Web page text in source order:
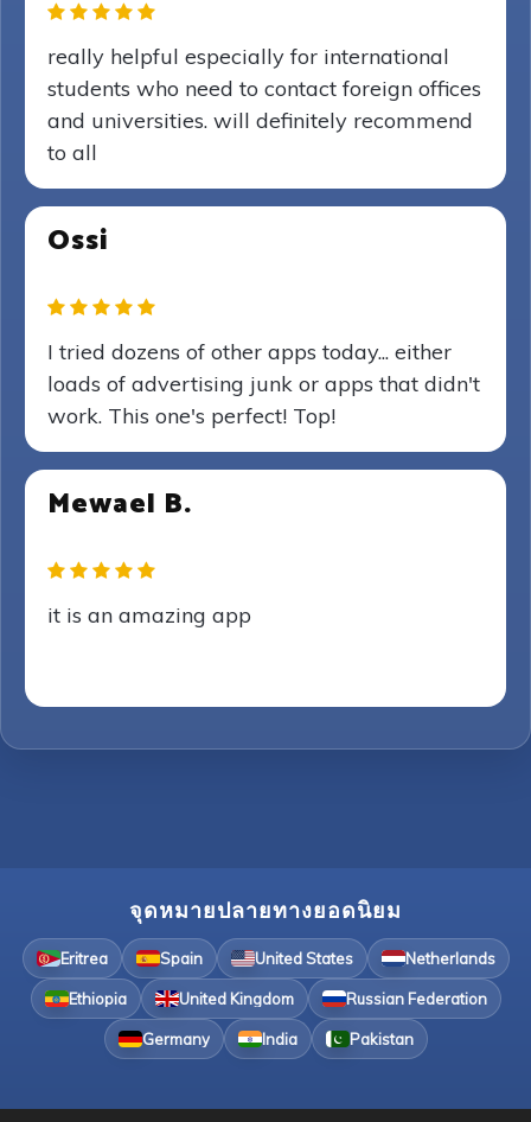
really helpful especially for international
students who need to contact foreign offices
and universities. will definitely recommend
to all
Ossi
I tried dozens of other apps today... either
loads of advertising junk or apps that didn't
work. This one's perfect! Top!
Mewael B.
it is an amazing app
จุดหมายปลายทางยอดนิยม
Eritrea Spain United States Netherlands
Ethiopia United Kingdom Russian Federation
Germany India Pakistan